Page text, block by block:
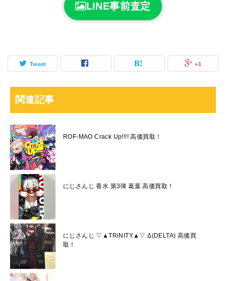
LINE事前査定
Tweet +1
関連記事
ROF-MAO Crack Up!!!! 高価買取！
にじさんじ 香水 第3弾 葛葉 高価買取！
にじさんじ ▽▲TRiNITY▲▽ Δ(DELTA) 高価買
取！